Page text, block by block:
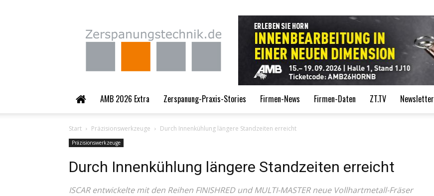
Zerspanungstechnik.de
AMB 2026 Extra Zerspanung-Praxis-Stories Firmen-News Firmen-Daten ZT.TV Newsletter
Start Präzisionswerkzeuge Durch Innenkühlung längere Standzeiten erreicht
Präzisionswerkzeuge
Durch Innenkühlung längere Standzeiten erreicht
ISCAR entwickelte mit den Reihen FINISHRED und MULTI-MASTER neue Vollhartmetall-Fräser